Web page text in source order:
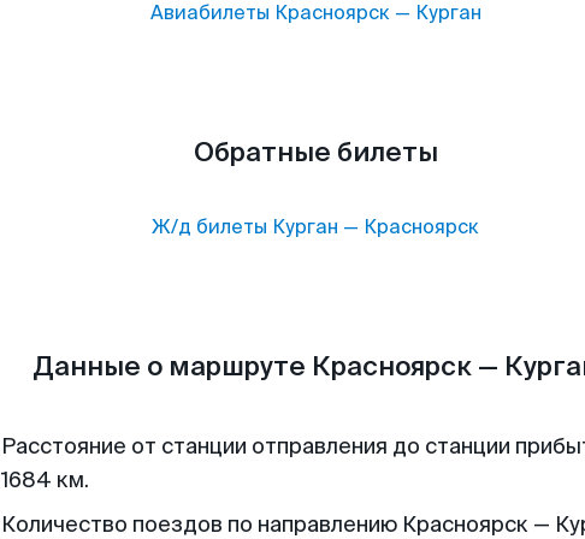
Авиабилеты Красноярск— Курган
Обратные билеты
Ж/д билеты Курган — Красноярск
Данные о маршруте Красноярск —
Расстояние от станции отправления до станции
1684 км.
Количество поездов по направлению Красноярск —